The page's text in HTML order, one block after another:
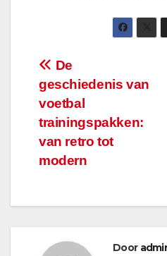
Bericht
navigatie
De
geschiedenis van
voetbal
trainingspakken:
van retro tot
modern
Door